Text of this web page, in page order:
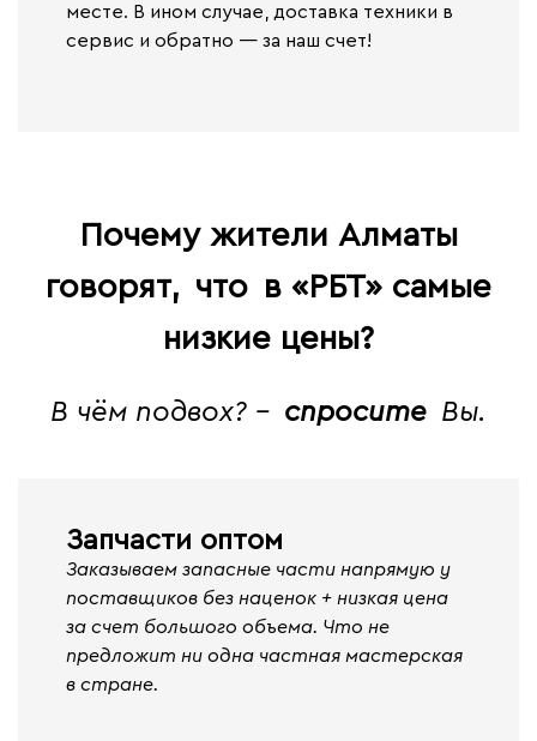
месте. В ином случае, доставка техники в
сервис и обратно — за наш счет!
Почему жители Алматы
говорят, что в «РБТ» самые
низкие цены?
В чём подвох? - спросите Вы.
Запчасти оптом
Заказываем запасные части напрямую у
поставщиков без наценок + низкая цена
за счет большого объема. Что не
предложит ни одна частная мастерская
в стране.